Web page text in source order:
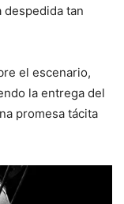
despedida tan
el escenario,
la entrega del
promesa tácita